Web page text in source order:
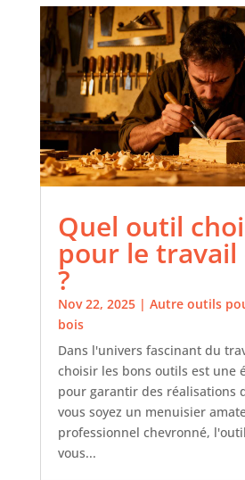
Quel outil
pour le travail
?
Nov 22, 2025| Autre outils
bois
Dans l'univers fascinant du
choisir les bons outils est une
pour garantir des réalisations
vous soyez un menuisier
professionnel chevronné,
vous...